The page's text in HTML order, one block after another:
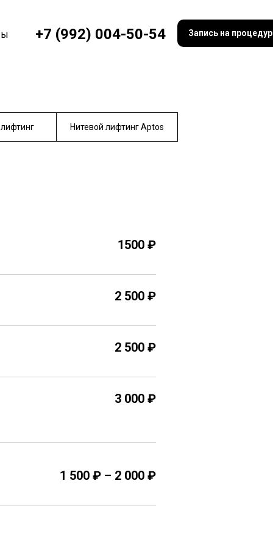
Запись на
+7 (992) 004-50-54
Нитевой лифтинг Aptos
1500 ₽
2 500 ₽
2 500 ₽
3 000 ₽
1 500 ₽ – 2 000 ₽